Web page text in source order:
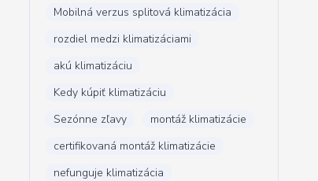
Mobilná verzus splitová klimatizácia
rozdiel medzi klimatizáciami
akú klimatizáciu
Kedy kúpiť klimatizáciu
Sezónne zľavy
montáž klimatizácie
certifikovaná montáž klimatizácie
nefunguje klimatizácia